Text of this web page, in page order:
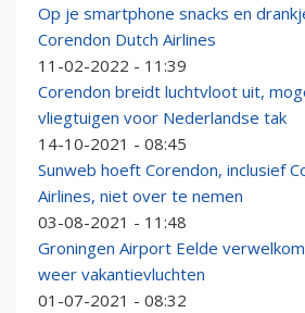
Op je smartphone snacks en
Corendon Dutch Airlines
11-02-2022 - 11:39
Corendon breidt luchtvloot uit,
vliegtuigen voor Nederlandse tak
14-10-2021 - 08:45
Sunweb hoeft Corendon, inclusief
Airlines, niet over te nemen
03-08-2021 - 11:48
Groningen Airport Eelde
weer vakantievluchten
01-07-2021 - 08:32